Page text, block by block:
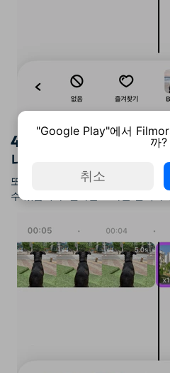
4. 슬라이드에 필터 또
니다.
또한 사진을 보다 선명하게 만들 수
수 있습니다. 원하는 효과를 선택하
"Google Play"에서
까?
취소